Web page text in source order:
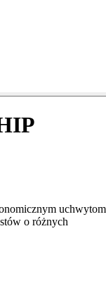
uchwytom
o różnych